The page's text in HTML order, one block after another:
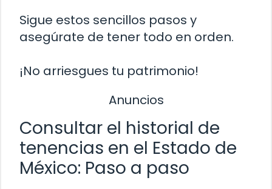
Sigue estos sencillos pasos y
asegúrate de tener todo en orden.
¡No arriesgues tu patrimonio!
Anuncios
Consultar el historial de
tenencias en el Estado de
México: Paso a paso